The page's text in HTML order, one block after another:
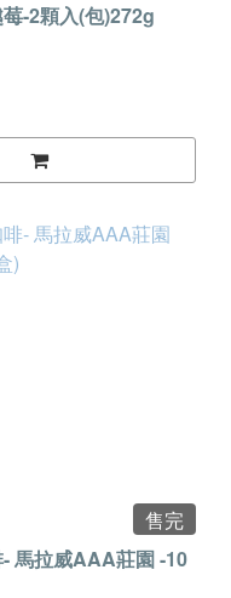
-2顆入(包)272g
售完
馬拉威AAA莊園 -10